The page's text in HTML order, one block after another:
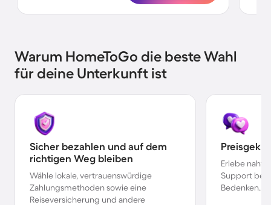
Warum HomeToGo die beste Wahl
für deine Unterkunft ist
Sicher bezahlen und auf dem
richtigen Weg bleiben
Wähle lokale, vertrauenswürdige
Zahlungsmethoden sowie eine
Reiseversicherung und andere
Erlebe
Support bei
Bedenken.